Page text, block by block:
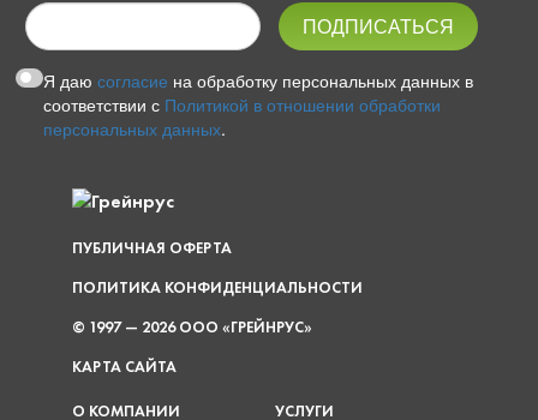
Я даюсогласие на обработку персональных данных в
соответствии с Политикой в отношении обработки
персональных данных.
ПУБЛИЧНАЯ ОФЕРТА
ПОЛИТИКА КОНФИДЕНЦИАЛЬНОСТИ
© 1997 — 2026 ООО «ГРЕЙНРУС»
КАРТА САЙТА
О КОМПАНИИ
УСЛУГИ